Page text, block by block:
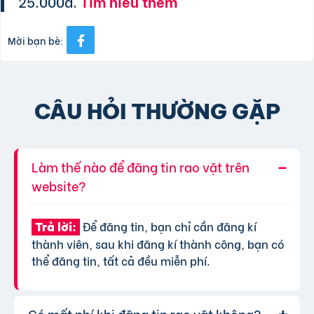
Mời bạn bè:
CÂU HỎI THƯỜNG GẶP
Làm thế nào để đăng tin rao vặt trên
website?
Trả lời: Để đăng tin, bạn chỉ cần đăng kí
thành viên, sau khi đăng kí thành công, bạn có
thể đăng tin, tất cả đều miễn phí.